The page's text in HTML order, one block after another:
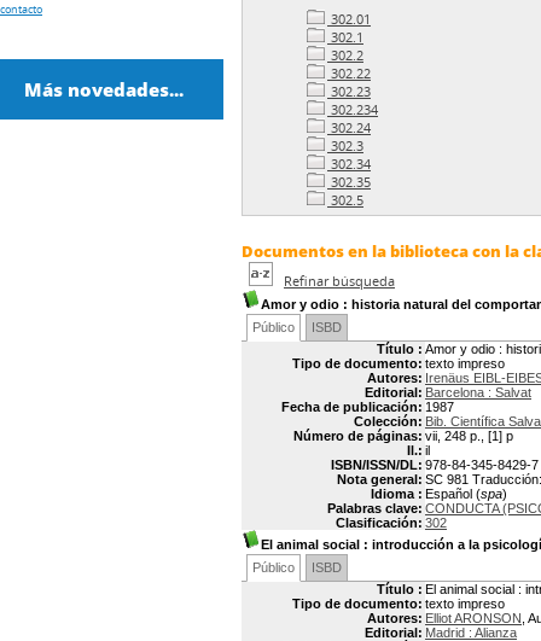
302.01
302.1
302.2
302.22
302.23
302.234
302.24
302.3
302.34
302.35
302.5
Documentos en la biblioteca con la
Refinar búsqueda
Amor y odio : historia natural del
Público
ISBD
Título : Amor y odio :
Tipo de documento: texto impreso
Autores: Irenäus EIBL-
Editorial: Barcelona : Salvat
Fecha de publicación: 1987
Colección: Bib. Científica
Número de páginas: vii, 248 p., [1] p
Il.: il
ISBN/ISSN/DL: 978-84-345-8429-7
Nota general: SC 981
Idioma : Español (spa)
Palabras clave: CONDUCTA
Clasificación: 302
El animal social : introducción a la
Público
ISBD
Título : El animal social :
Tipo de documento: texto impreso
Autores: Elliot ARONSON ,
Editorial: Madrid : Alianza
contacto
Más novedades...